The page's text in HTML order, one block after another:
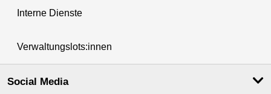
Interne Dienste
Verwaltungslots:innen
Social Media